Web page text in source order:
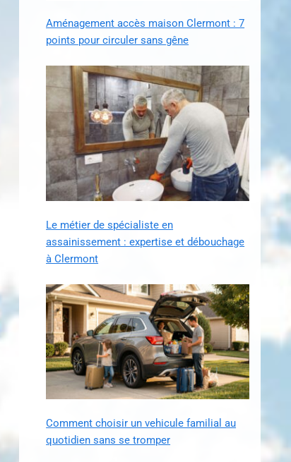
Aménagement accès maison Clermont : 7
points pour circuler sans gêne
Le métier de spécialiste en
assainissement : expertise et débouchage
à Clermont
Comment choisir un vehicule familial au
quotidien sans se tromper